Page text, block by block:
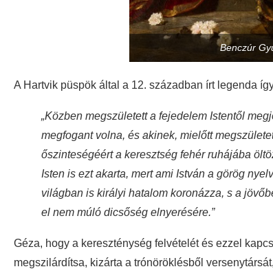
Benczúr
A Hartvik püspök által a 12. században írt legenda
„Közben megszületett a fejedelem Istentől
megfogant volna, és akinek, mielőtt
őszinteségéért a keresztség fehér ruhájába
Isten is ezt akarta, mert ami István a görög
világban is királyi hatalom koronázza, s a
el nem múló dicsőség elnyerésére.”
Géza, hogy a kereszténység felvételét és ezzel
megszilárdítsa, kizárta a trónöröklésből